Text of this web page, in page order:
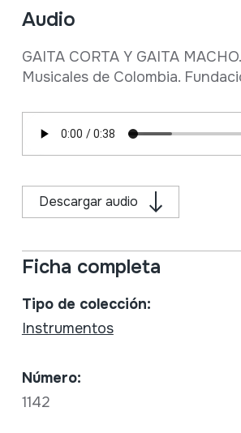
Audio
GAITA CORTA Y GAITA
Musicales de Colombia.
Descargar audio
Ficha completa
Tipo de colección:
Instrumentos
Número:
1142